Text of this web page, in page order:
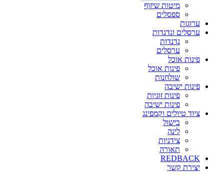
מיטות שיזוף
ספסלים
ערוגות
ערסלים ונדנדות
נדנדות
ערסלים
פינות אוכל
פינות אוכל
שולחנות
פינות ישיבה
פינות זוגיות
פינות ישיבה
ציוד טיולים וקמפינג
בישול
לינה
צידניות
תאורה
REDBACK
יצירת קשר